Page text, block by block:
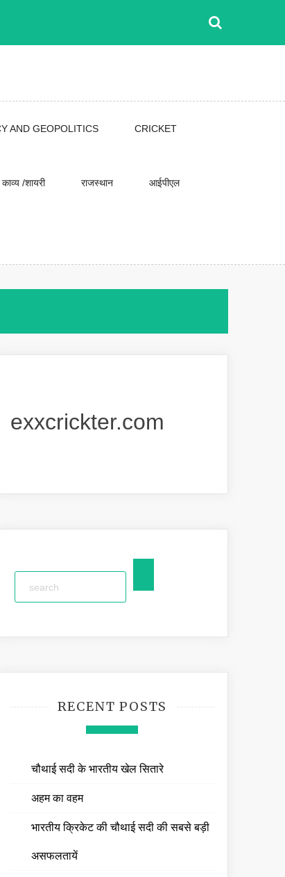
AND GEOPOLITICS CRICKET
काव्य /शायरी राजस्थान आईपीएल
exxcrickter.com
RECENT POSTS
चौथाई सदी के भारतीय खेल सितारे
अहम का वहम
भारतीय क्रिकेट की चौथाई सदी की सबसे बड़ी
असफलतायें